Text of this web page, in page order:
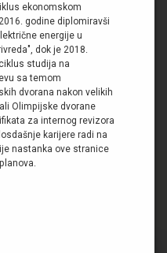
ekonomskom
godine diplomiravši
energije u
dok je 2018.
studija na
sa temom
dvorana nakon velikih
Olimpijske dvorane
za internog revizora
karijere radi na
nastanka ove stranice